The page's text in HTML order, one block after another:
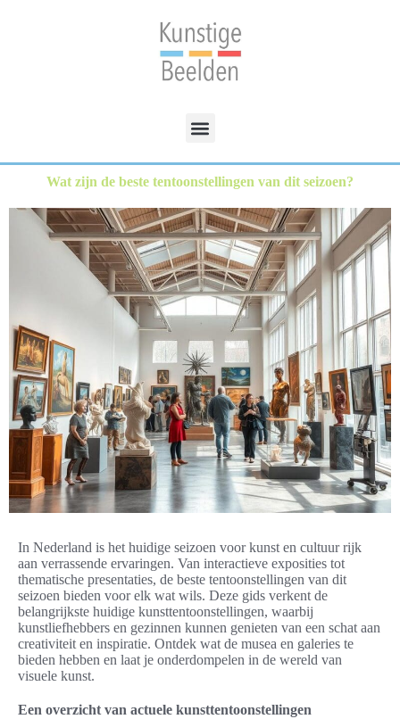
Wat zijn de beste tentoonstellingen van dit seizoen?
In Nederland is het huidige seizoen voor kunst en cultuur rijk
aan verrassende ervaringen. Van interactieve exposities tot
thematische presentaties, de beste tentoonstellingen van dit
seizoen bieden voor elk wat wils. Deze gids verkent de
belangrijkste huidige kunsttentoonstellingen, waarbij
kunstliefhebbers en gezinnen kunnen genieten van een schat aan
creativiteit en inspiratie. Ontdek wat de musea en galeries te
bieden hebben en laat je onderdompelen in de wereld van
visuele kunst.
Een overzicht van actuele kunsttentoonstellingen